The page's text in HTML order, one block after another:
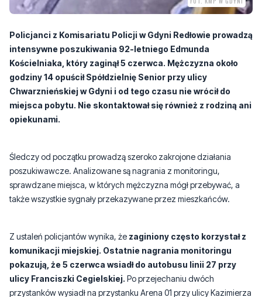
intensywne poszukiwania 92-letniego Edmunda
godziny 14 opuścił Spółdzielnię Senior przy ulicy
Chwarznieńskiej w Gdyni i od tego czasu nie wrócił do
miejsca pobytu. Nie skontaktował się również z rodziną ani
opiekunami.
Śledczy od początku prowadzą szeroko zakrojone działania
także wszystkie sygnały przekazywane przez mieszkańców.
Z ustaleń policjantów wynika, że
zaginiony często korzystał z
ulicy Franciszki Cegielskiej.Po przejechaniu dwóch
przystanków wysiadł na przystanku Arena 01 przy ulicy Kazimierza
Górskiego, a następnie przeszedł na drugą stronę ulicy. To właśnie
tam urywa się jego ślad.